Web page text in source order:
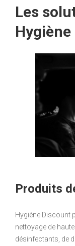
Les
Produits
Hygiène Discount
nettoyage de
désinfectants, de